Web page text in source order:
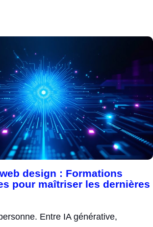
design : Formations
pour maîtriser les dernières
Entre IA générative,